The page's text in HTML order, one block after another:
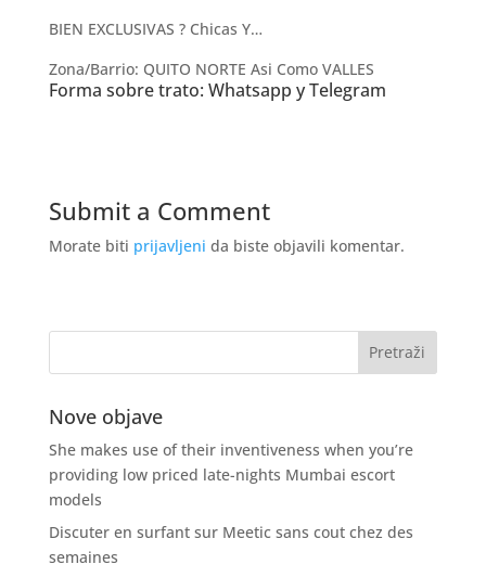
BIEN EXCLUSIVAS ? Chicas Y…
Zona/Barrio: QUITO NORTE Asi­ Como VALLES
Forma sobre trato: Whatsapp y Telegram
Submit a Comment
Morate biti prijavljeni da biste objavili komentar.
Nove objave
She makes use of their inventiveness when you’re
providing low priced late-nights Mumbai escort
models
Discuter en surfant sur Meetic sans cout chez des
semaines